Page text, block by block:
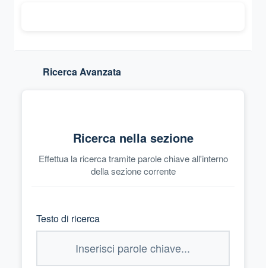
Ricerca Avanzata
Ricerca nella sezione
Effettua la ricerca tramite parole chiave all'interno
della sezione corrente
Testo di ricerca